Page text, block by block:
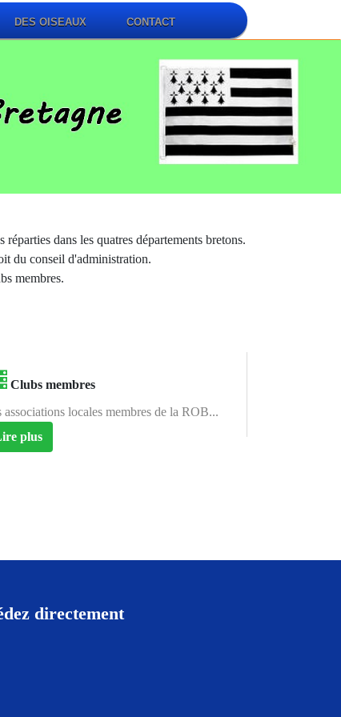
DES OISEAUX CONTACT
dans les quatres départements bretons.
du conseil d'administration.
membres.
Clubs membres
associations locales membres de la ROB...
plus
directement